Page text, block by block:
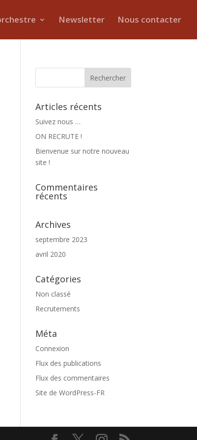
Newsletter Nous contacter
Articles récents
Suivez nous …
ON RECRUTE !
Bienvenue sur notre nouveau
site !
Commentaires
récents
Archives
septembre 2023
avril 2020
Catégories
Non classé
Recrutements
Méta
Connexion
Flux des publications
Flux des commentaires
Site de WordPress-FR